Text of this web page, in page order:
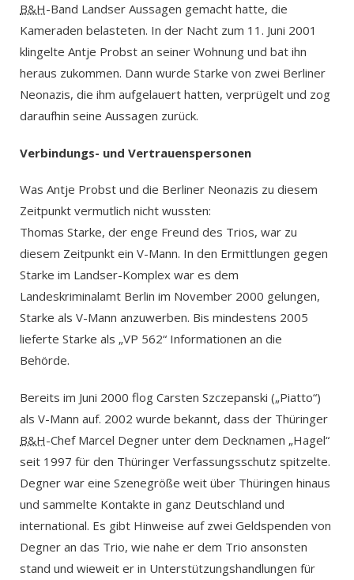
B&H-Band Landser Aussagen gemacht hatte, die
Kameraden belasteten. In der Nacht zum 11. Juni 2001
klingelte Antje Probst an seiner Wohnung und bat ihn
heraus zukommen. Dann wurde Starke von zwei Berliner
Neonazis, die ihm aufgelauert hatten, verprügelt und zog
daraufhin seine Aussagen zurück.
Verbindungs- und Vertrauenspersonen
Was Antje Probst und die Berliner Neonazis zu diesem
Zeitpunkt vermutlich nicht wussten:
Thomas Starke, der enge Freund des Trios, war zu
diesem Zeitpunkt ein V-Mann. In den Ermittlungen gegen
Starke im Landser-Komplex war es dem
Landeskriminalamt Berlin im November 2000 gelungen,
Starke als V-Mann anzuwerben. Bis mindestens 2005
lieferte Starke als „VP 562“ Informationen an die
Behörde.
Bereits im Juni 2000 flog Carsten Szczepanski („Piatto“)
als V-Mann auf. 2002 wurde bekannt, dass der Thüringer
B&H-Chef Marcel Degner unter dem Decknamen „Hagel“
seit 1997 für den Thüringer Verfassungsschutz spitzelte.
Degner war eine Szenegröße weit über Thüringen hinaus
und sammelte Kontakte in ganz Deutschland und
international. Es gibt Hinweise auf zwei Geldspenden von
Degner an das Trio, wie nahe er dem Trio ansonsten
stand und wieweit er in Unterstützungshandlungen für